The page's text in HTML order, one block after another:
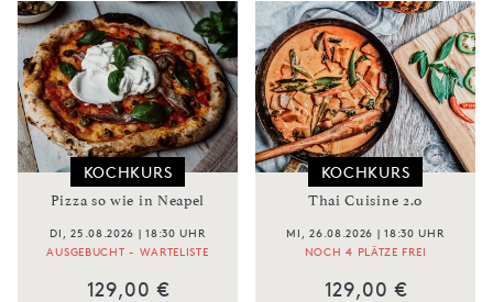
KOCHKURS
Pizza so wie in Neapel
DI, 25.08.2026 | 18:30 UHR
AUSGEBUCHT - WARTELISTE
129,00 €
KOCHKURS
Thai Cuisine 2.0
MI, 26.08.2026 | 18:30 UHR
NOCH 4 PLÄTZE FREI
129,00 €